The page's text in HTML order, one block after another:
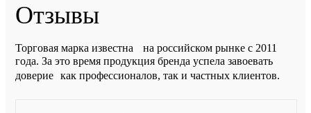
Отзывы
Торговая марка известна на российском рынке с 2011
года. За это время продукция бренда успела завоевать
доверие как профессионалов, так и частных клиентов.